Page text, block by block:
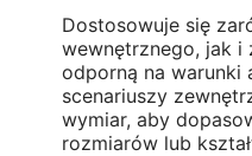
Dostosowuje się
wewnętrznego, jak i
odporną na warunki
scenariuszy
wymiar, aby
rozmiarów lub